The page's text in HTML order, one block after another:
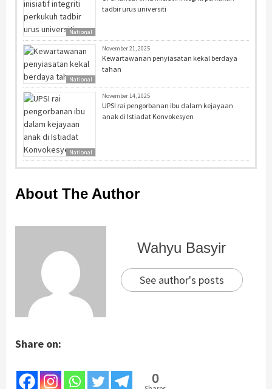
National
tadbir urus universiti
National
November 21, 2025
Kewartawanan penyiasatan kekal berdaya
tahan
National
November 14, 2025
UPSI rai pengorbanan ibu dalam kejayaan
anak di Istiadat Konvokesyen
About The Author
Wahyu Basyir
See author's posts
Share on:
0